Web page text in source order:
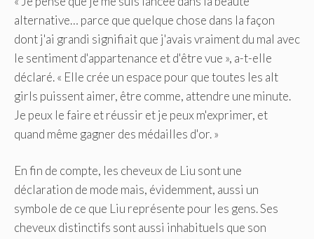
alternative… parce que quelque chose dans la façon
dont j'ai grandi signifiait que j'avais vraiment du mal avec
le sentiment d'appartenance et d'être vue », a-t-elle
déclaré. « Elle crée un espace pour que toutes les alt
girls puissent aimer, être comme, attendre une minute.
Je peux le faire et réussir et je peux m'exprimer, et
quand même gagner des médailles d'or. »
En fin de compte, les cheveux de Liu sont une
déclaration de mode mais, évidemment, aussi un
symbole de ce que Liu représente pour les gens. Ses
cheveux distinctifs sont aussi inhabituels que son